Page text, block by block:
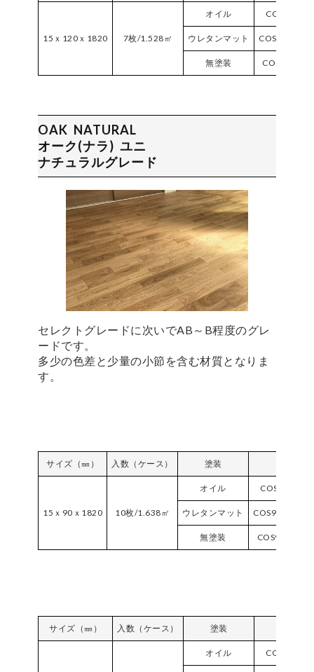
15ｘ120ｘ1820 7枚/1.528㎡
オイル COS120F-
ウレタンマット
無塗装 COS120NC-
OAK NATURAL
オーク(ナラ) ユニ
ナチュラルグレード
セレクトグレードに次いでAB～B程度のグレ
ードです。
多少の色差と少量の小節を含む材質となりま
す。
サイズ（㎜） 入数（ケース） 塗装
15ｘ90ｘ1820 10枚/1.638㎡
オイル COS90F-NA
ウレタンマット COS90VPM-
無塗装 COS90NC-NA
サイズ（㎜） 入数（ケース） 塗装
オイル COS120F-